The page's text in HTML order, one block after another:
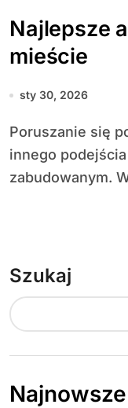
Najlepsze
mieście
sty 30, 2026
Poruszanie się po zatłoczonym mieście wymaga
innego
zabudowanym.
Szukaj